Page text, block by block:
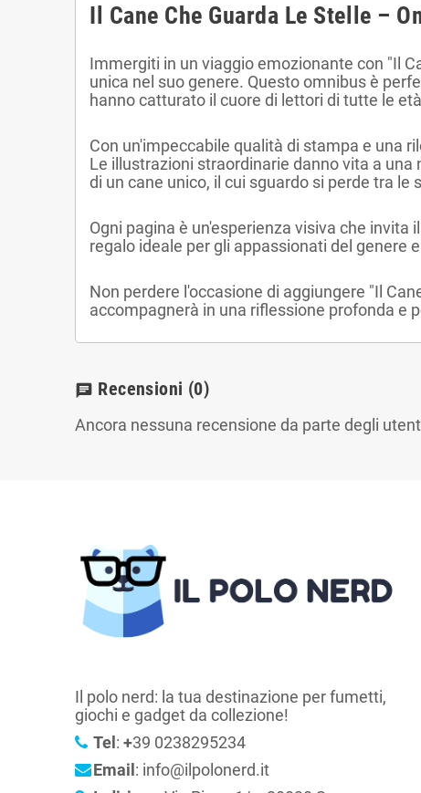
Il Cane Che Guarda Le Stelle –
Immergiti in un viaggio emozionante con "Il
unica nel suo genere. Questo omnibus è
hanno catturato il cuore di lettori di tutte le
Con un'impeccabile qualità di stampa e una
Le illustrazioni straordinarie danno vita a
di un cane unico, il cui sguardo si perde tra le
Ogni pagina è un'esperienza visiva che
regalo ideale per gli appassionati del genere
Non perdere l'occasione di aggiungere "Il
accompagnerà in una riflessione profonda e
chat Recensioni (0)
Ancora nessuna recensione da parte degli
Il polo nerd: la tua destinazione per fumetti,
giochi e gadget da collezione!
Tel : +39 0238295234
Email : info@ilpolonerd.it